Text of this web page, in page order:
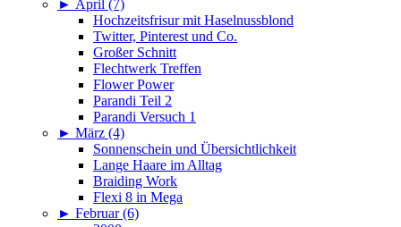
► April (7)
Hochzeitsfrisur mit Haselnussblond
Twitter, Pinterest und Co.
Großer Schnitt
Flechtwerk Treffen
Flower Power
Parandi Teil 2
Parandi Versuch 1
► März (4)
Sonnenschein und Übersichtlichkeit
Lange Haare im Alltag
Braiding Work
Flexi 8 in Mega
► Februar (6)